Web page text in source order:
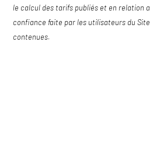
le calcul des tarifs publiés et en relation
confiance faite par les utilisateurs du
contenues.